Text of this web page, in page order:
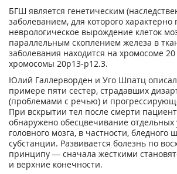
БГШ является генетическим
заболеванием, для которого характерно
неврологическое вырождение клеток
параллельным скоплением железа в
заболевания находится на хромосоме 20
хромосомы 20p13-p12.3.
Юлий Галлерворден и Уго Шпатц
примере пяти сестер, страдавших
(проблемами с речью) и
При вскрытии тел после смерти
обнаружено обесцвечивание отдельных
головного мозга, в частности, бледного
субстанции. Развивается болезнь по
принципу — сначала жесткими
и верхние конечности.